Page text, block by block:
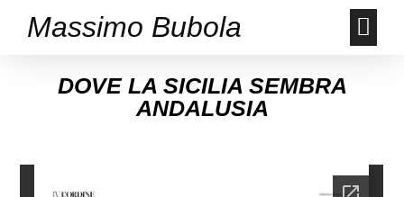
Massimo Bubola
DOVE LA SICILIA SEMBRA
ANDALUSIA